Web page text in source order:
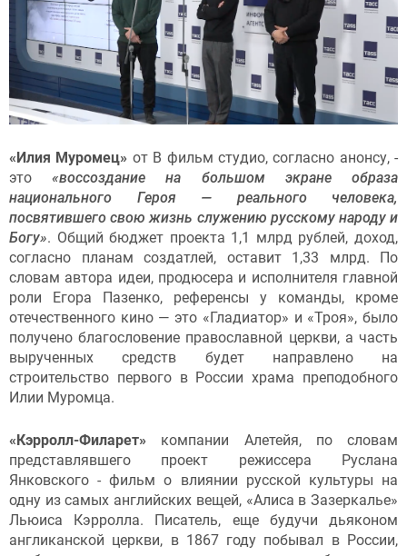
«Илия Муромец» от В фильм студио, согласно анонсу, -
это«воссоздание на большом экране образа
национального Героя — реального человека,
посвятившего свою жизнь служению русскому народу и
Богу». Общий бюджет проекта 1,1 млрд рублей, доход,
согласно планам создатлей, оставит 1,33 млрд. По
словам автора идеи, продюсера и исполнителя главной
роли Егора Пазенко, референсы у команды, кроме
отечественного кино — это «Гладиатор» и «Троя», было
получено благословение православной церкви, а часть
вырученных средств будет направлено на
строительство первого в России храма преподобного
Илии Муромца.
«Кэрролл-Филарет» компании Алетейя, по словам
представлявшего проект режиссера Руслана
Янковского - фильм о влиянии русской культуры на
одну из самых английских вещей, «Алиса в Зазеркалье»
Льюиса Кэрролла. Писатель, еще будучи дьяконом
англиканской церкви, в 1867 году побывал в России,